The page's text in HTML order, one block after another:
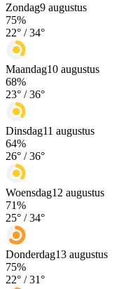
Zondag9 augustus
75%
22° /34°
Maandag10 augustus
68%
23° /36°
Dinsdag11 augustus
64%
26° /36°
Woensdag12 augustus
71%
25° /34°
Donderdag13 augustus
75%
22° /31°